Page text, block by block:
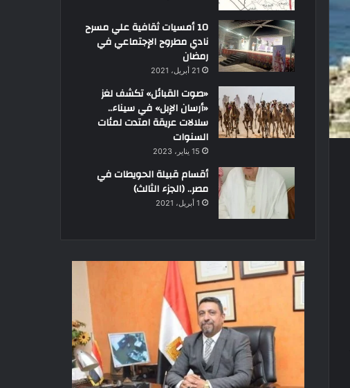
10 أمسيات ثقافية علي مسرح
نادي مطروح الإجتماعي في
رمضان
21 أبريل، 2021
«صوت القبائل» تكشف لغز
«أرسان الإبل» في سيناء..
سلالات عريقة امتدت لمئات
السنوات
15 يناير، 2023
أقسام قبيلة الحويطات في
مصر.. (الجزء الثالث)
1 أبريل، 2021